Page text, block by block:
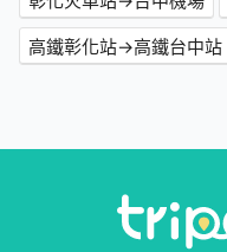
高鐵彰化站→高鐵台中站